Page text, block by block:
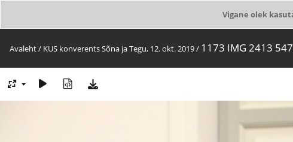
Vigane olek
Avaleht/ KUS konverents Sõna ja Tegu, 12. okt. 2019/ 1173 IMG 2413